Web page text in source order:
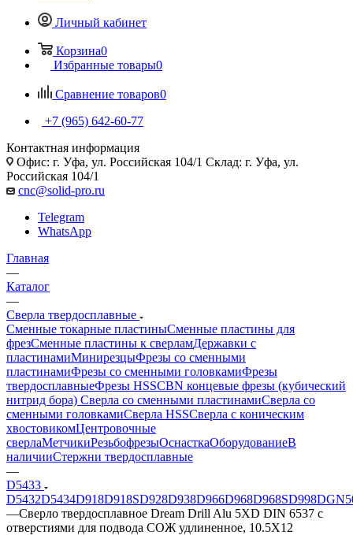
Личный кабинет
Корзина0
Избранные товары0
Сравнение товаров0
+7 (965) 642-60-77
Контактная информация
Офис: г. Уфа, ул. Российская 104/1 Склад: г. Уфа, ул.
Российская 104/1
cnc@solid-pro.ru
Telegram
WhatsApp
Главная
—
Каталог
—
Сверла твердосплавные
Сменные токарные пластиныСменные пластины для
фрезСменные пластины к сверламДержавки с
пластинамиМинирезцыФрезы со сменными
пластинамиФрезы со сменными головкамиФрезы
твердосплавныеФрезы HSSCBN концевые фрезы (кубический
нитрид бора) Сверла со сменными пластинамиСверла со
сменными головкамиСверла HSSСверла с коническим
хвостовикомЦентровочные
сверлаМетчикиРезьбофрезыОснасткаОборудованиеВ
наличииСтержни твердосплавные
—
D5433
D5432D5434D918D918SD928D938D966D968D968SD998
—Сверло твердосплавное Dream Drill Alu 5XD DIN 6537 с
отверстиями для подвода СОЖ удлиненное, 10.5X12